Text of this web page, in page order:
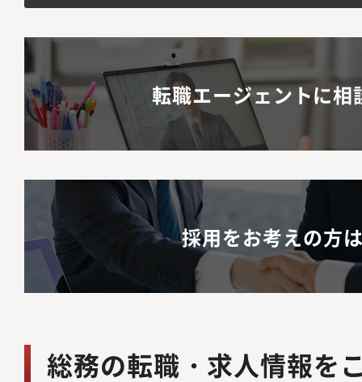
転職エージェントに相
採用をお考えの方
総務の転職・求人情報を